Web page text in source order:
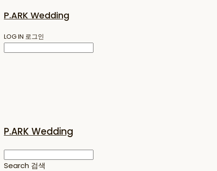
P.ARK Wedding
LOG IN 로그인
P.ARK Wedding
Search 검색